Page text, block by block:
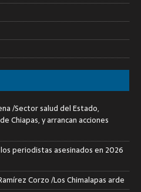
/Sector salud del Estado,
Chiapas, y arrancan acciones
periodistas asesinados en 2026
Corzo /Los Chimalapas arde